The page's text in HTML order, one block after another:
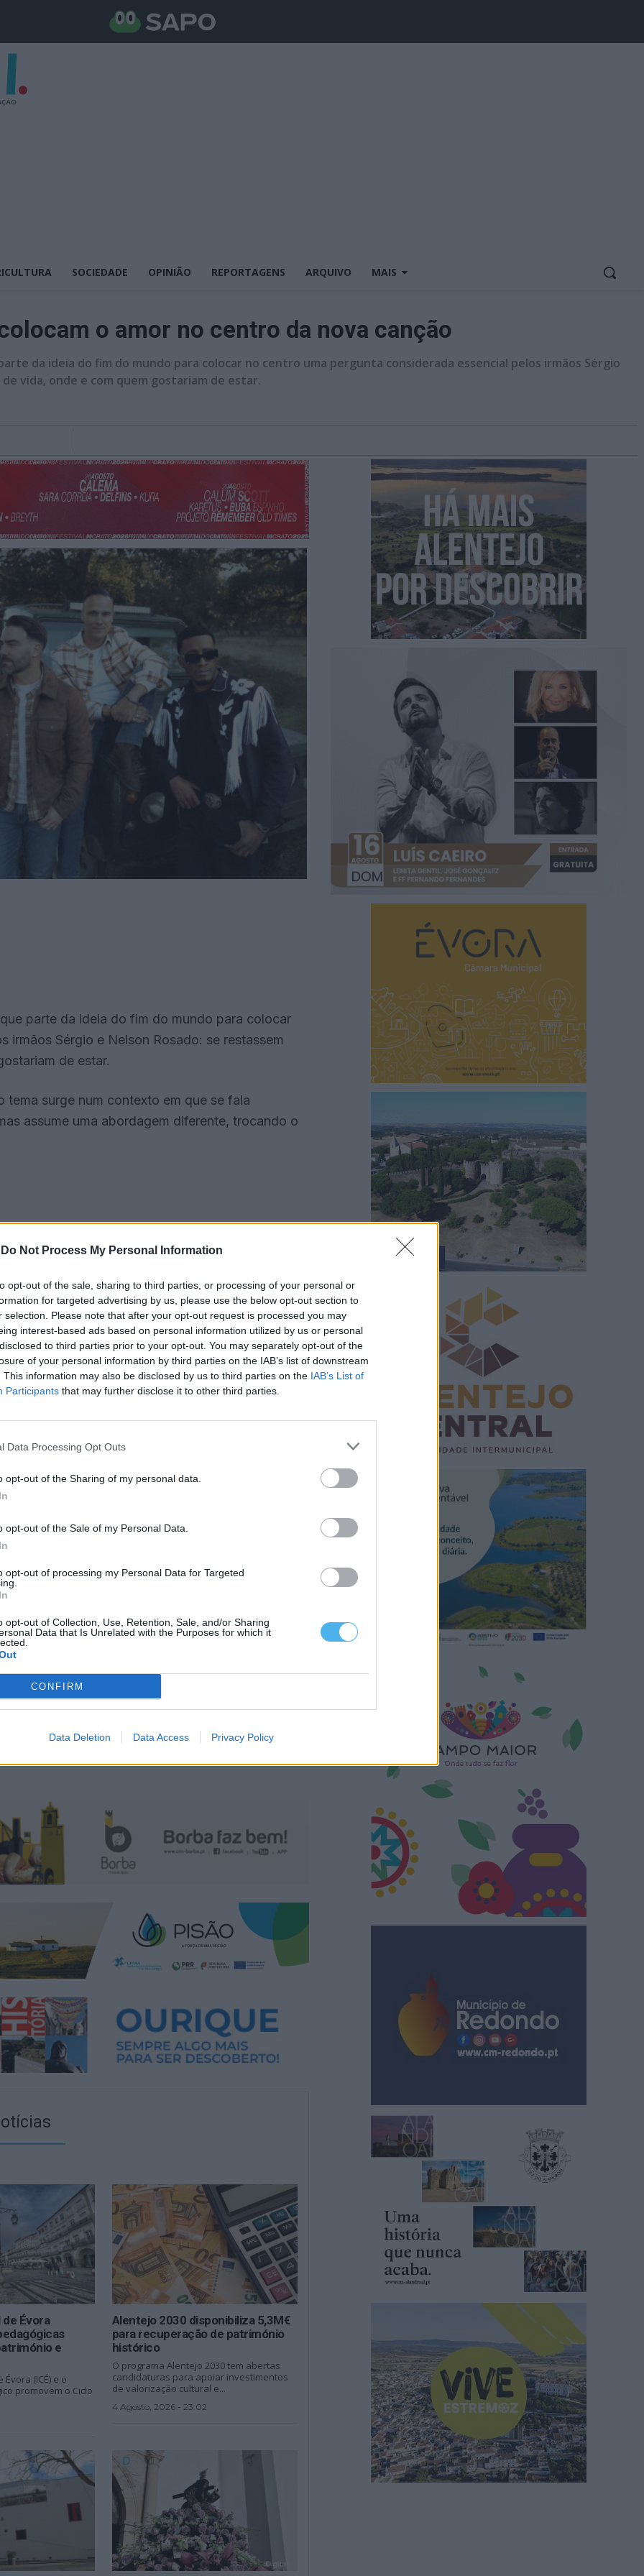
Do Not Process My Personal Information
opt-out of the sale, sharing to third parties, or processing of your personal or
for targeted advertising by us, please use the below opt-out section to
selection. Please note that after your opt-out request is processed you may
interest-based ads based on personal information utilized by us or personal
to third parties prior to your opt-out. You may separately opt-out of the
of your personal information by third parties on the IAB’s list of downstream
This information may also be disclosed by us to third parties on the IAB’s List of
Participants that may further disclose it to other third parties.
Data Processing Opt Outs
opt-out of the Sharing of my personal data.
opt-out of the Sale of my Personal Data.
opt-out of processing my Personal Data for Targeted
opt-out of Collection, Use, Retention, Sale, and/or Sharing
Data that Is Unrelated with the Purposes for which it
CONFIRM
Data Deletion Data Access Privacy Policy
SOCIEDADE OPINIÃO REPORTAGENS ARQUIVO MAIS
o amor no centro da nova canção
da ideia do fim do mundo para colocar no centro uma pergunta considerada essencial pelos irmãos Sérgio
vida, onde e com quem gostariam de estar.
parte da ideia do fim do mundo para colocar
irmãos Sérgio e Nelson Rosado: se restassem
de estar.
surge num contexto em que se fala
assume uma abordagem diferente, trocando o
escolha e ligação humana, com o amor como
não se fixa na destruição, mas na forma
mesmo quando o tempo deixa de contar.
como o universo a perder a voz, o silêncio a
mantém-se centrada no que
segundo o comunicado, pretende assumir-se
e ao compromisso de amar, mesmo
Évora
e
(ICÉ) e o
promovem o Ciclo
Alentejo 2030 disponibiliza 5,3M€
para recuperação de património
histórico
O programa Alentejo 2030 tem abertas
candidaturas para apoiar investimentos
de valorização cultural e...
4 Agosto, 2026 - 23:02